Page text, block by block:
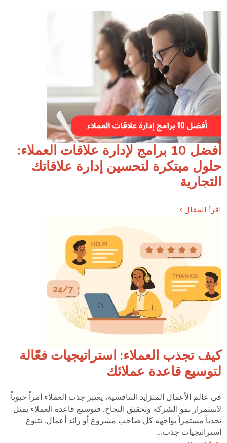
أفضل 10 برامج لإدارة علاقات العملاء:
حلول مبتكرة لتحسين إدارة علاقاتك
التجارية
اقرأ المقال
كيف تجذب العملاء: استراتيجيات فعّالة
لتوسيع قاعدة عملائك
في عالم الأعمال المتزايد التنافسية، يعتبر جذب العملاء أمراً حيوياً
لاستمرار نمو الشركة وتحقيق النجاح. فتوسيع قاعدة العملاء يمثل
تحدياً مستمراً يواجهه كل صاحب مشروع أو رائد أعمال. تتنوع
استراتيجيات جذب...